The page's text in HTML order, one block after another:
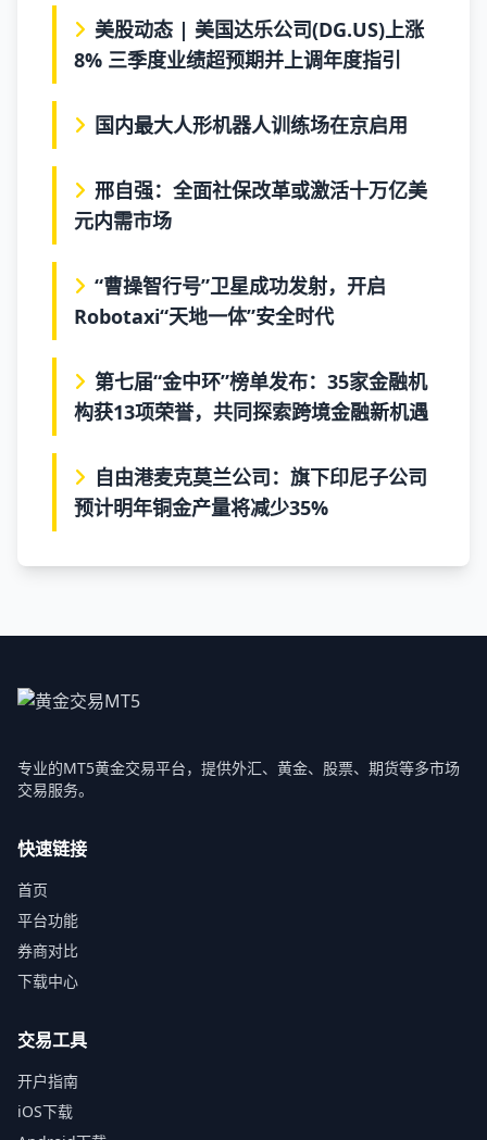
美股动态 | 美国达乐公司(DG.US)上涨
8% 三季度业绩超预期并上调年度指引
国内最大人形机器人训练场在京启用
邢自强：全面社保改革或激活十万亿美
元内需市场
“曹操智行号”卫星成功发射，开启
Robotaxi“天地一体”安全时代
第七届“金中环”榜单发布：35家金融机
构获13项荣誉，共同探索跨境金融新机遇
自由港麦克莫兰公司：旗下印尼子公司
预计明年铜金产量将减少35%
专业的MT5黄金交易平台，提供外汇、黄金、股票、期货等多市场
交易服务。
快速链接
首页
平台功能
券商对比
下载中心
交易工具
开户指南
iOS下载